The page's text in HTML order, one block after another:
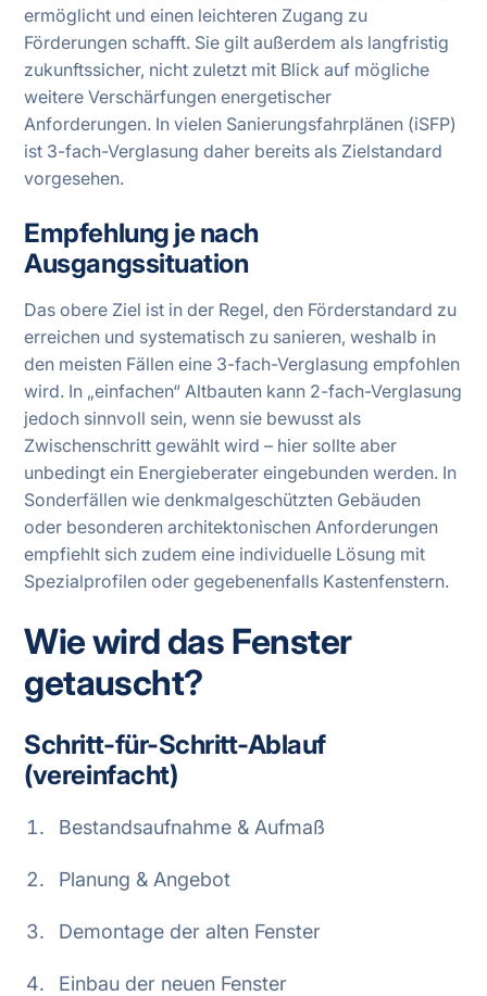
ermöglicht und einen leichteren Zugang zu
Förderungen schafft. Sie gilt außerdem als langfristig
zukunftssicher, nicht zuletzt mit Blick auf mögliche
weitere Verschärfungen energetischer
Anforderungen. In vielen Sanierungsfahrplänen (iSFP)
ist 3-fach-Verglasung daher bereits als Zielstandard
vorgesehen.
Empfehlung je nach
Ausgangssituation
Das obere Ziel ist in der Regel, den Förderstandard zu
erreichen und systematisch zu sanieren, weshalb in
den meisten Fällen eine 3-fach-Verglasung empfohlen
wird. In „einfachen“ Altbauten kann 2-fach-Verglasung
jedoch sinnvoll sein, wenn sie bewusst als
Zwischenschritt gewählt wird – hier sollte aber
unbedingt ein Energieberater eingebunden werden. In
Sonderfällen wie denkmalgeschützten Gebäuden
oder besonderen architektonischen Anforderungen
empfiehlt sich zudem eine individuelle Lösung mit
Spezialprofilen oder gegebenenfalls Kastenfenstern.
Wie wird das Fenster
getauscht?
Schritt-für-Schritt-Ablauf
(vereinfacht)
Bestandsaufnahme & Aufmaß
Planung & Angebot
Demontage der alten Fenster
Einbau der neuen Fenster